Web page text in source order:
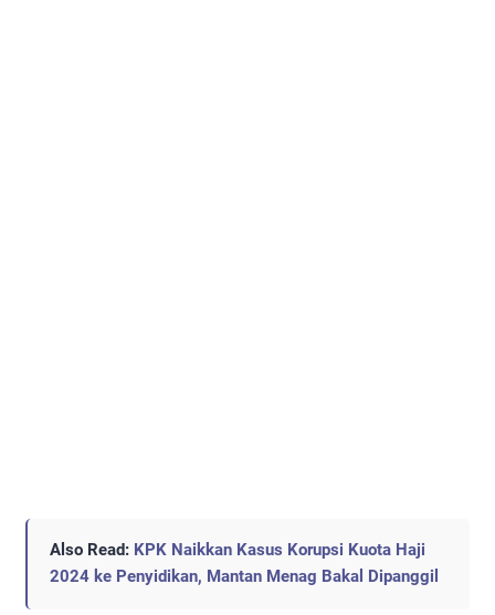
Also Read: KPK Naikkan Kasus Korupsi Kuota Haji
2024 ke Penyidikan, Mantan Menag Bakal Dipanggil